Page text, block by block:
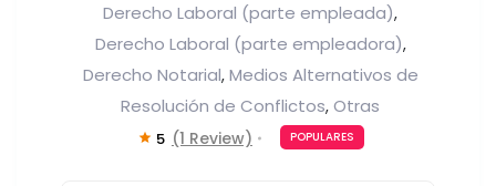
Derecho Laboral (parte empleada),
Derecho Laboral (parte empleadora),
Derecho Notarial, Medios Alternativos de
Resolución de Conflictos, Otras
5 (1 Review) POPULARES